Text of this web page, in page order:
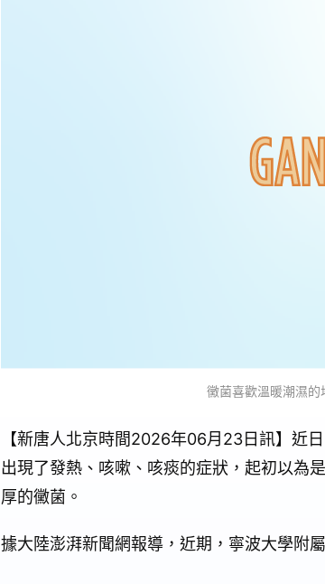
黴菌喜歡溫暖潮濕
【新唐人北京時間2026年06月23日訊】近
出現了發熱、咳嗽、咳痰的症狀，起初以為
厚的黴菌。
據大陸澎湃新聞網報導，近期，寧波大學附